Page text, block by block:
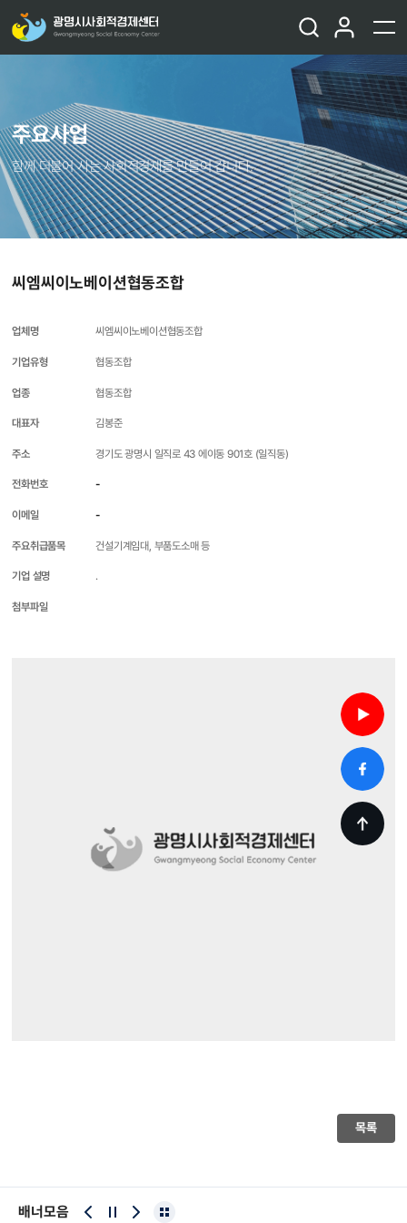
주요사업
함께 더불어 사는 사회적경제를 만들어 갑니다.
씨엠씨이노베이션협동조합
업체명 씨엠씨이노베이션협동조합
기업유형 협동조합
업종 협동조합
대표자 김봉준
주소 경기도 광명시 일직로 43 에이동 901호 (일직동)
전화번호 -
이메일 -
주요취급품목 건설기계임대, 부품도소매 등
기업 설명 .
첨부파일
목록
배너모음